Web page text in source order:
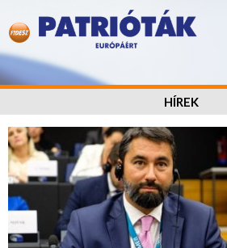
HÍREK